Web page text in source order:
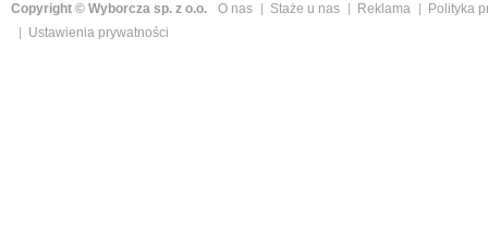
Copyright © Wyborcza sp. z o.o. O nas Staże u nas Reklama
Polityka
Ustawienia prywatności